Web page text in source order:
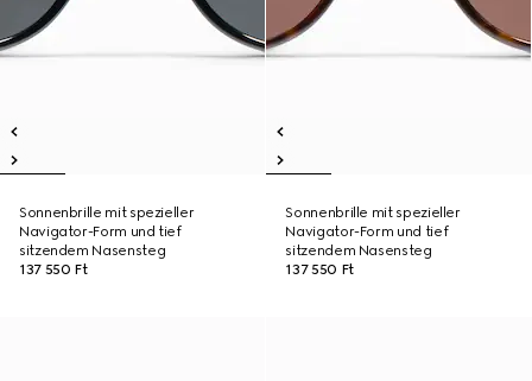
Sonnenbrille mit spezieller
Navigator-Form und tief
sitzendem Nasensteg
137 550 Ft
Sonnenbrille mit spezieller
Navigator-Form und tief
sitzendem Nasensteg
137 550 Ft